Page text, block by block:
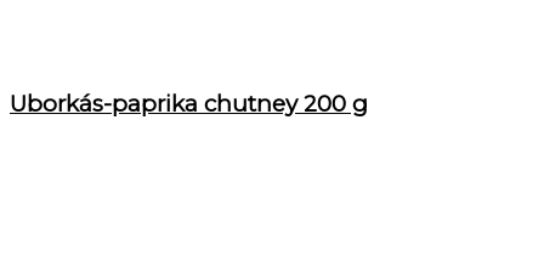
Uborkás-paprika chutney 200 g